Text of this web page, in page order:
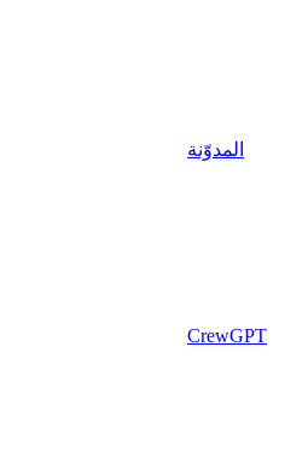
المدوّنة
CrewGPT